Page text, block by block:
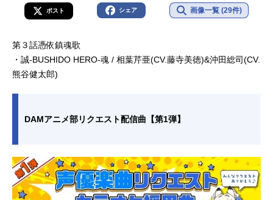
ポスト シェア 画像一覧 (29件)
第３話憑依鎮魂歌
・誠-BUSHIDO HERO-魂 / 相葉芹亜(CV.藤寺美徳)&沖田総司(CV.
熊谷健太郎)
DAMアニメ部リクエスト配信曲【第1弾】